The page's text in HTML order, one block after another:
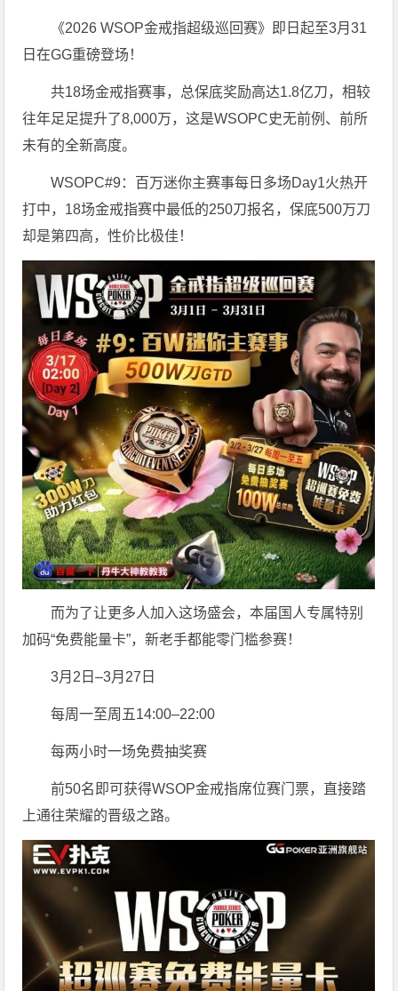
《2026 WSOP金戒指超级巡回赛》即日起至3月31
日在GG重磅登场！
共18场金戒指赛事，总保底奖励高达1.8亿刀，相较
往年足足提升了8,000万，这是WSOPC史无前例、前所
未有的全新高度。
WSOPC#9：百万迷你主赛事每日多场Day1火热开
打中，18场金戒指赛中最低的250刀报名，保底500万刀
却是第四高，性价比极佳！
而为了让更多人加入这场盛会，本届国人专属特别
加码“免费能量卡”，新老手都能零门槛参赛！
3月2日–3月27日
每周一至周五14:00–22:00
每两小时一场免费抽奖赛
前50名即可获得WSOP金戒指席位赛门票，直接踏
上通往荣耀的晋级之路。